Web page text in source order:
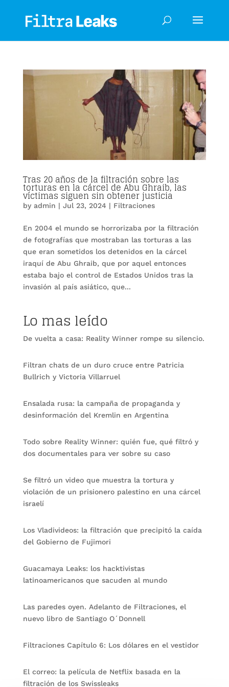
Tras 20 años de la filtración sobre las
torturas en la cárcel de Abu Ghraib, las
víctimas siguen sin obtener justicia
by admin | Jul 23, 2024 | Filtraciones
En 2004 el mundo se horrorizaba por la filtración
de fotografías que mostraban las torturas a las
que eran sometidos los detenidos en la cárcel
iraquí de Abu Ghraib, que por aquel entonces
estaba bajo el control de Estados Unidos tras la
invasión al país asiático, que...
Lo mas leído
De vuelta a casa: Reality Winner rompe su silencio.
Filtran chats de un duro cruce entre Patricia
Bullrich y Victoria Villarruel
Ensalada rusa: la campaña de propaganda y
desinformación del Kremlin en Argentina
Todo sobre Reality Winner: quién fue, qué filtró y
dos documentales para ver sobre su caso
Se filtró un video que muestra la tortura y
violación de un prisionero palestino en una cárcel
israelí
Los Vladivideos: la filtración que precipitó la caída
del Gobierno de Fujimori
Guacamaya Leaks: los hacktivistas
latinoamericanos que sacuden al mundo
Las paredes oyen. Adelanto de Filtraciones, el
nuevo libro de Santiago O´Donnell
Filtraciones Capítulo 6: Los dólares en el vestidor
El correo: la película de Netflix basada en la
filtración de los Swissleaks